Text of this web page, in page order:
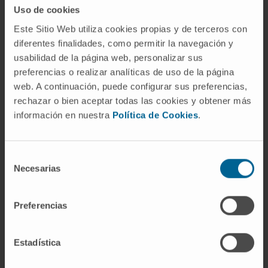
Uso de cookies
Este Sitio Web utiliza cookies propias y de terceros con
diferentes finalidades, como permitir la navegación y
usabilidad de la página web, personalizar sus
preferencias o realizar analíticas de uso de la página
web. A continuación, puede configurar sus preferencias,
rechazar o bien aceptar todas las cookies y obtener más
información en nuestra Política de Cookies.
Necesarias
Preferencias
Estadística
(vitamina B5), cisteína y ATP. El hígado, el riñón
capacidad de síntesis. El ácido pantoténico se
obtiene de la dieta y está tan extendido en los
alimentos que su carencia aislada resulta muy
infrecuente en la clínica humana.
¿Es lo mismo coenzima A que
con el grupo sulfhidrilo libre. Cuando ese
sulfhidrilo se une a un grupo acetilo mediante
enlace tioéster, el compuesto resultante es el
acetil-CoA. El acetil-CoA es, por tanto, uno de
puede formar, y el más estudiado de todos